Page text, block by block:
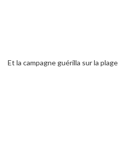
Et la campagne guérilla sur la plage